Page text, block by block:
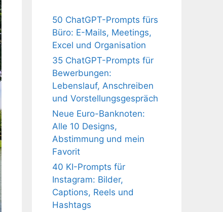
50 ChatGPT-Prompts fürs
Büro: E-Mails, Meetings,
Excel und Organisation
35 ChatGPT-Prompts für
Bewerbungen:
Lebenslauf, Anschreiben
und Vorstellungsgespräch
Neue Euro-Banknoten:
Alle 10 Designs,
Abstimmung und mein
Favorit
40 KI-Prompts für
Instagram: Bilder,
Captions, Reels und
Hashtags